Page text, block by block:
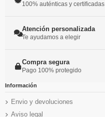
100% auténticas y certificadas
Atención personalizada
Te ayudamos a elegir
Compra segura
Pago 100% protegido
Información
Envio y devoluciones
Aviso legal